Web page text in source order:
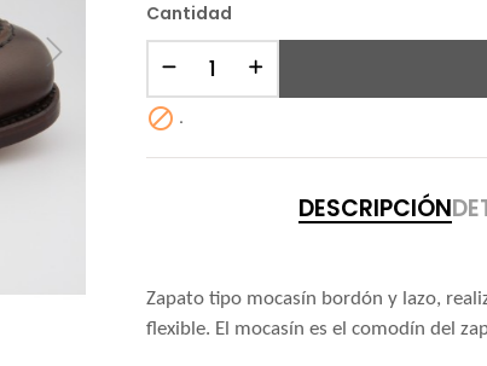
Cantidad
 .
DESCRIPCIÓN
Zapato tipo mocasín bordón y lazo,
flexible. El mocasín es el comodín del